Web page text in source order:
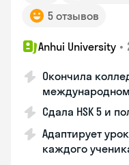
5 отзывов
Anhui University •
Окончила
Сдала HSK 5 и
Адаптирует
каждого